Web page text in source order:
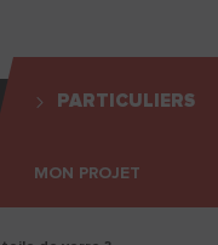
PARTICULIERS
MON PROJET